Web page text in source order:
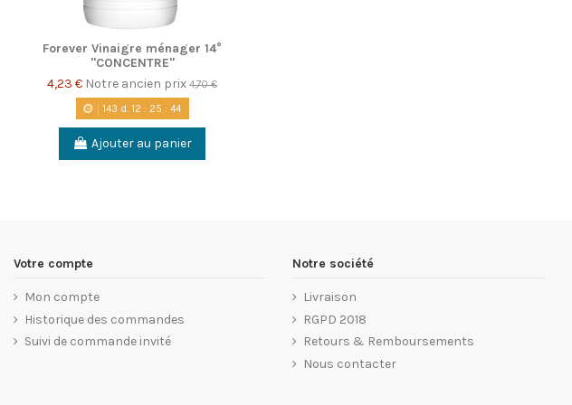
Forever Vinaigre ménager 14°
"CONCENTRE"
4,23 € Notre ancien prix4,70 €
143 d. 12 : 25 : 43
Ajouter au panier
Votre compte
Mon compte
Historique des commandes
Suivi de commande invité
Notre société
Livraison
RGPD 2018
Retours & Remboursements
Nous contacter